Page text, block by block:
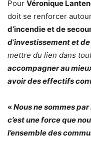
Pour Véronique
doit se renforcer
d’incendie et de
d’investissement et
mettre du lien dans
accompagner au
avoir des effectifs
«Nous ne sommes
c’est une force que
l’ensemble des